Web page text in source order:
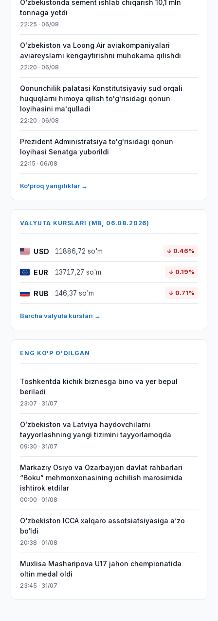
O‘zbekistonda sement ishlab chiqarish 10,1 mln
tonnaga yetdi
22:25 · 06/08
Oʻzbekiston va Loong Air aviakompaniyalari
aviareyslarni kengaytirishni muhokama qilishdi
22:20 · 06/08
Qonunchilik palatasi Konstitutsiyaviy sud orqali
huquqlarni himoya qilish to'g'risidagi qonun
loyihasini ma'qulladi
22:20 · 06/08
Prezident Administratsiya to'g'risidagi qonun
loyihasi Senatga yuborildi
22:15 · 06/08
Ko'proq yangiliklar →
VALYUTA KURSLARI (MB, 06.08.2026)
USD 11886,72 so'm ↓ 0.46%
EUR 13717,27 so'm ↓ 0.19%
RUB 146,37 so'm ↓ 0.71%
Barcha valyuta kurslari →
ENG KO'P O'QILGAN
Toshkentda kichik biznesga bino va yer bepul
beriladi
23:07 · 31/07
Oʻzbekiston va Latviya haydovchilarni
tayyorlashning yangi tizimini tayyorlamoqda
09:30 · 31/07
Markaziy Osiyo va Ozarbayjon davlat rahbarlari
“Boku” mehmonxonasining ochilish marosimida
ishtirok etdilar
00:00 · 01/08
O‘zbekiston ICCA xalqaro assotsiatsiyasiga aʼzo
bo‘ldi
20:38 · 01/08
Muxlisa Masharipova U17 jahon chempionatida
oltin medal oldi
23:45 · 31/07